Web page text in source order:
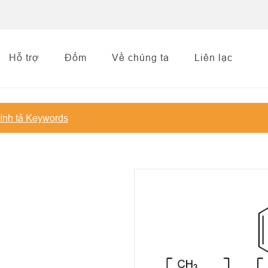
Hỗ trợ Đốm Về chúng ta Liên lạc
tả Keywords